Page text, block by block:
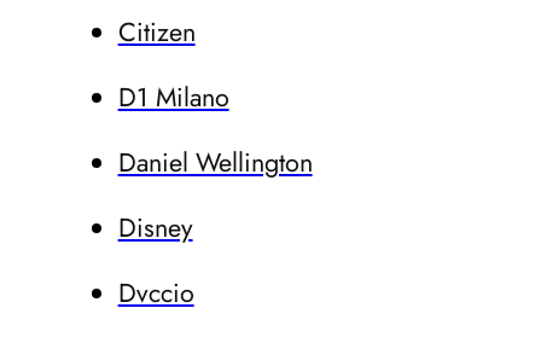
Citizen
D1 Milano
Daniel Wellington
Disney
Dvccio